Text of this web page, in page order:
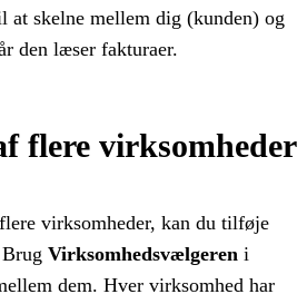
at skelne mellem dig (kunden) og
den læser fakturaer.
flere virksomheder
virksomheder, kan du tilføje
Virksomhedsvælgeren i
dem. Hver virksomhed har